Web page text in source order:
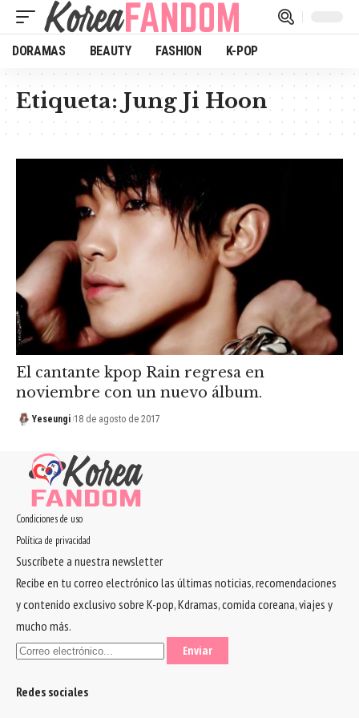
DORAMAS BEAUTY FASHION K-POP
Etiqueta: Jung Ji Hoon
El cantante kpop Rain regresa en
noviembre con un nuevo álbum.
Yeseungi 18 de agosto de 2017
Condiciones de uso
Política de privacidad
Suscríbete a nuestra newsletter
Recibe en tu correo electrónico las últimas noticias, recomendaciones
y contenido exclusivo sobre K-pop, Kdramas, comida coreana, viajes y
mucho más.
Redes sociales